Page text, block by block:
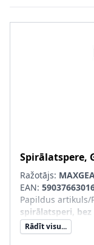
Spirālatspere,
Ražotājs:
EAN:
Papildus
spirālatsperi,
Rādīt visu...